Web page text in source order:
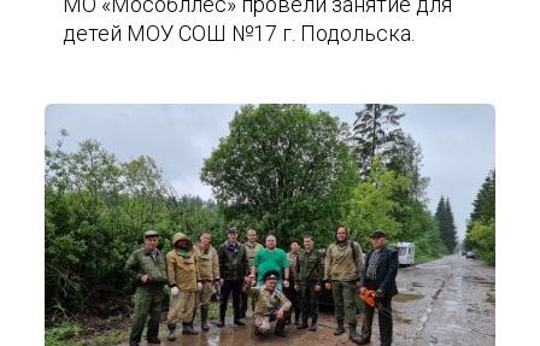
детей МОУ СОШ №17 г. Подольска.